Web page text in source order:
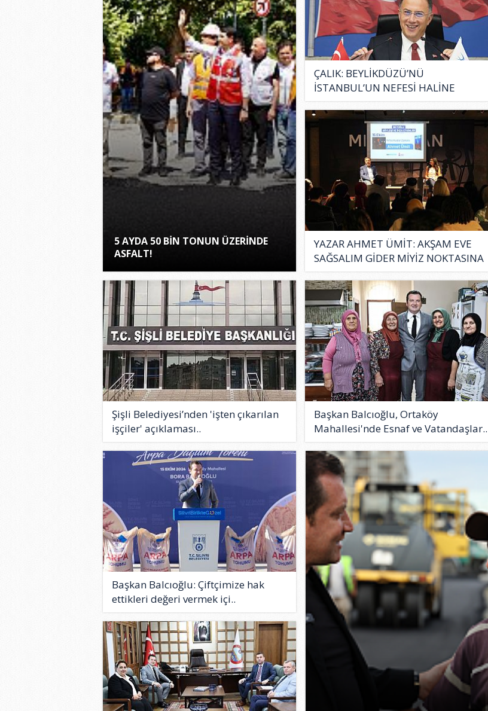
5 AYDA 50 BİN TONUN ÜZERİNDE
ASFALT!
ÇALIK: BEYLİKDÜZÜ’NÜ
İSTANBUL’UN NEFESİ HALİNE
GETİRECEĞİZ..
YAZAR AHMET ÜMİT: AKŞAM EVE
SAĞSALIM GİDER MİYİZ NOKTASINA
G..
Şişli Belediyesi’nden 'işten çıkarılan
işçiler' açıklaması..
Başkan Balcıoğlu, Ortaköy
Mahallesi'nde Esnaf ve Vatandaşlar..
Başkan Balcıoğlu: Çiftçimize hak
ettikleri değeri vermek içi..